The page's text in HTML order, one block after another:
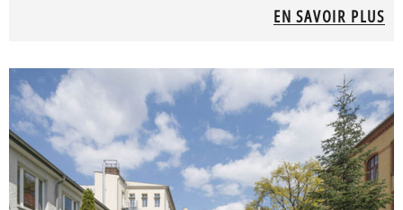
EN SAVOIR PLUS